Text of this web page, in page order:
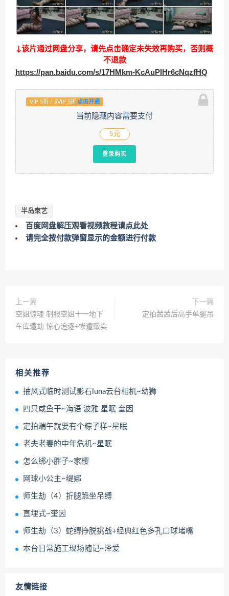
↓该片通过网盘分享，请先点击确定未失效再购买，否则概
不退款
https://pan.baidu.com/s/17HMkm-KcAuPIHr6cNqzfHQ
VIP 5折 / SVIP 5折 点击开通
当前隐藏内容需要支付
5元
登录购买
半岛束艺
百度网盘解压观看视频教程请点此处
请完全按付款弹窗显示的金额进行付款
上一篇
空姐惊魂 制服空姐十一地下
车库遭劫 惊心追逐+惨遭贩卖
下一篇
定拍茜茜后高手单腿吊
相关推荐
抽风式临时测试影石luna云台相机~幼狮
四只咸鱼干~海语 波雅 星眠 奎因
定拍端午就要有个粽子样~星眠
老夫老妻的中年危机~星眠
怎么绑小胖子~家樱
网球小公主~缇娜
师生劫（4）折腿跪坐吊缚
直埋式~奎因
师生劫（3）蛇缚挣脱挑战+经典红色多孔口球堵嘴
本台日常施工现场随记~泽爱
友情链接